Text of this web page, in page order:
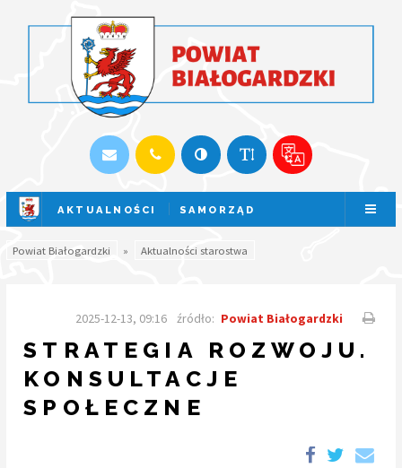
AKTUALNOŚCI SAMORZĄD
SESJA NA ŻYWO
Powiat Białogardzki » Aktualności starostwa
2025-12-13, 09:16 źródło: Powiat Białogardzki
STRATEGIA ROZWOJU.
KONSULTACJE
SPOŁECZNE